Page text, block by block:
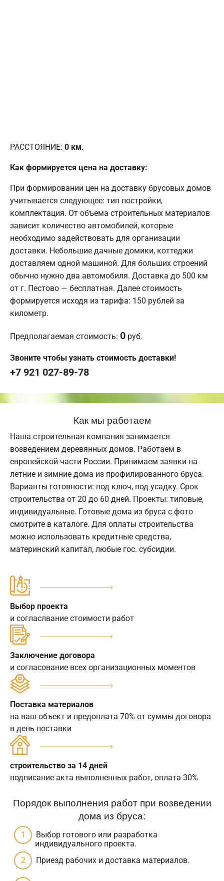
РАССТОЯНИЕ: 0 км.
Как формируется цена на доставку:
При формировании цен на доставку брусовых домов
учитывается следующее: тип постройки,
комплектация. От объема строительных материалов
зависит количество автомобилей, которые
необходимо задействовать для организации
доставки. Небольшие дачные домики, коттеджи
доставляем одной машиной. Для больших строений
обычно нужно два автомобиля. Доставка до 500 км
от г. Пестово — бесплатная. Далее стоимость
формируется исходя из тарифа: 150 рублей за
километр.
Предполагаемая стоимость: 0 руб.
Звоните чтобы узнать стоимость доставки!
+7 921 027-89-78
Как мы работаем
Наша строительная компания занимается
возведением деревянных домов. Работаем в
европейской части России. Принимаем заявки на
летние и зимние дома из профилированного бруса.
Варианты готовности: под ключ, под усадку. Срок
строительства от 20 до 60 дней. Проекты: типовые,
индивидуальные. Готовые дома из бруса с фото
смотрите в каталоге. Для оплаты строительства
можно использовать кредитные средства,
материнский капитал, любые гос. субсидии.
Выбор проекта
и согласлвание стоимости работ
Заключение договора
и согласование всех организационных моментов
Поставка материалов
на ваш объект и предоплата 70% от суммы договора
в день поставки
строительство за 14 дней
подписание акта выполненных работ, оплата 30%
Порядок выполнения работ при возведении
дома из бруса:
Выбор готового или разработка
индивидуального проекта.
Приезд рабочих и доставка материалов.